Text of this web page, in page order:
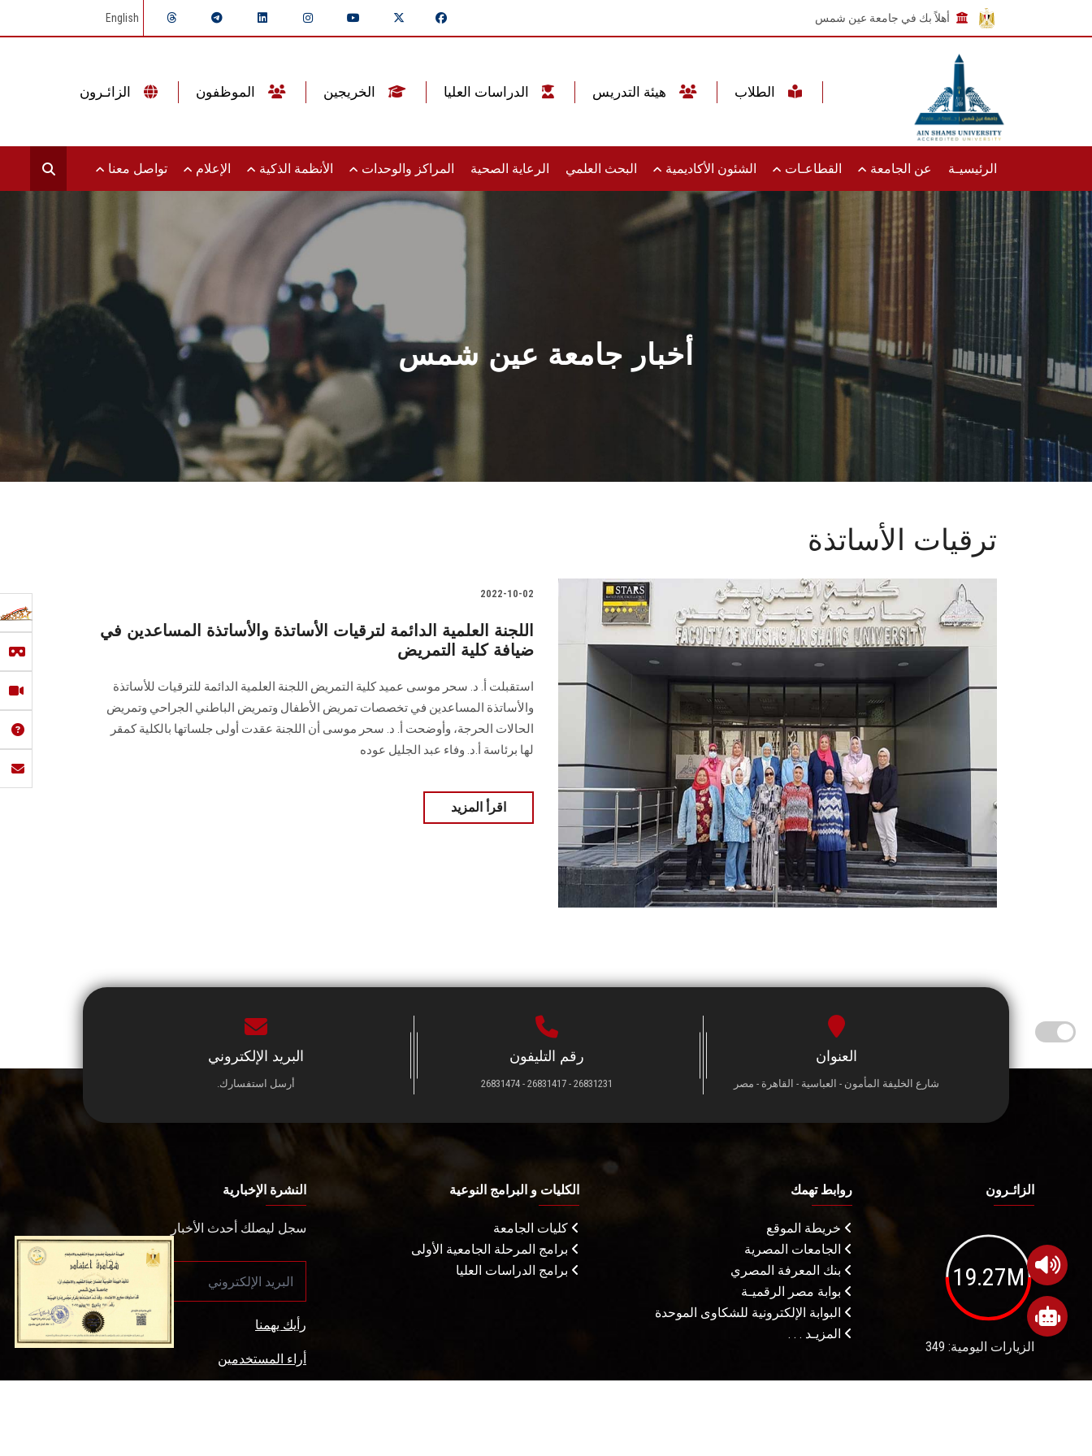
أهلاً بك في جامعة عين شمس English
الرئيسيـة عن الجامعة القطاعـات الشئون الأكاديمية البحث العلمي الرعاية الصحية المراكز والوحدات الأنظمة الذكية الإعلام تواصل معنا
أخبار جامعة عين شمس
ترقيات الأساتذة
2022-10-02
اللجنة العلمية الدائمة لترقيات الأساتذة والأساتذة المساعدين في
ضيافة كلية التمريض
استقبلت أ. د. سحر موسى عميد كلية التمريض اللجنة العلمية الدائمة للترقيات للأساتذة
والأساتذة المساعدين في تخصصات تمريض الأطفال وتمريض الباطني الجراحي وتمريض
الحالات الحرجة، وأوضحت أ. د. سحر موسى أن اللجنة عقدت أولى جلساتها بالكلية كمقر
لها برئاسة أ.د. وفاء عبد الجليل عوده
اقرأ المزيد
العنوان
شارع الخليفة المأمون - العباسية - القاهرة - مصر
رقم التليفون
26831231 - 26831417 - 26831474
البريد الإلكتروني
أرسل استفسارك.
الزائـرون
19.27M
الزيارات اليومية: 349
روابط تهمك
خريطة الموقع
الجامعات المصرية
بنك المعرفة المصري
بوابة مصر الرقميـة
البوابة الإلكترونية للشكاوى الموحدة
المزيـد . . .
الكليات و البرامج النوعية
كليات الجامعة
برامج المرحلة الجامعية الأولى
برامج الدراسات العليا
النشرة الإخبارية
سجل ليصلك أحدث الأخبار
رأيك يهمنا
أراء المستخدمين